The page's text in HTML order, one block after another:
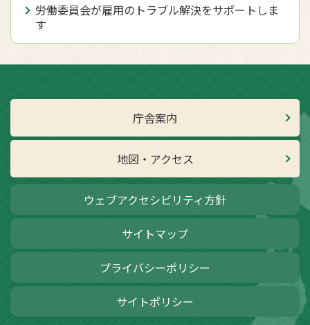
労働委員会が雇用のトラブル解決をサポートしま
す
庁舎案内
地図・アクセス
ウェブアクセシビリティ方針
サイトマップ
プライバシーポリシー
サイトポリシー